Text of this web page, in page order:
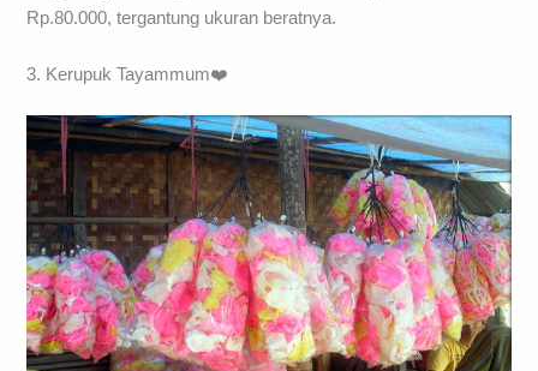
Rp.80.000, tergantung ukuran beratnya.
3. Kerupuk Tayammum❤️